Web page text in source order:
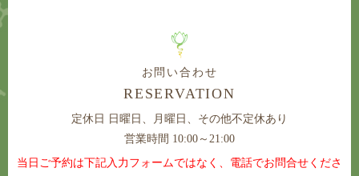
お問い合わせ
RESERVATION
定休日 日曜日、月曜日、その他不定休あり
営業時間 10:00～21:00
当日ご予約は下記入力フォームではなく、電話でお問合せくださ